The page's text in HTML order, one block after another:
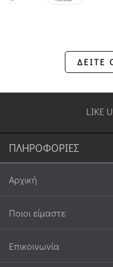
ΔΕΙΤΕ
LIKE
ΠΛΗΡΟΦΟΡΙΕΣ
Αρχική
Ποιοι είμαστε
Επικοινωνία